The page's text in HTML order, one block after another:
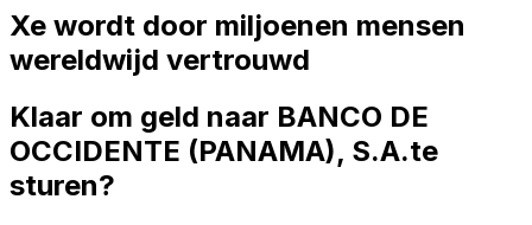
Xe wordt door miljoenen mensen
wereldwijd vertrouwd
Klaar om geld naar BANCO DE
OCCIDENTE (PANAMA), S.A.te
sturen?